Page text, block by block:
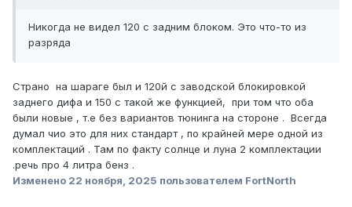
Никогда не видел 120 с задним блоком. Это что-то из
разряда
Страно на шараге был и 120й с заводской блокировкой
заднего дифа и 150 с такой же функцией, при том что оба
были новые , т.е без вариантов тюнинга на стороне . Всегда
думал чио это для них стандарт , по крайней мере одной из
комплектаций . Там по факту солнце и луна 2 комплектации
.речь про 4 литра бенз .
Изменено 22 ноября, 2025 пользователем FоrtNorth